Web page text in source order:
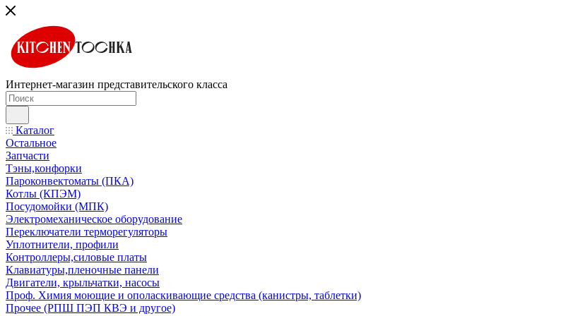
Интернет-магазин представительского класса
Каталог
Остальное
Запчасти
Тэны,конфорки
Пароконвектоматы (ПКА)
Котлы (КПЭМ)
Посудомойки (МПК)
Электромеханическое оборудование
Переключатели терморегуляторы
Уплотнители, профили
Контроллеры,силовые платы
Клавиатуры,пленочные панели
Двигатели, крыльчатки, насосы
Проф. Химия моющие и ополаскивающие средства (канистры, таблетки)
Прочее (РПШ ПЭП КВЭ и другое)